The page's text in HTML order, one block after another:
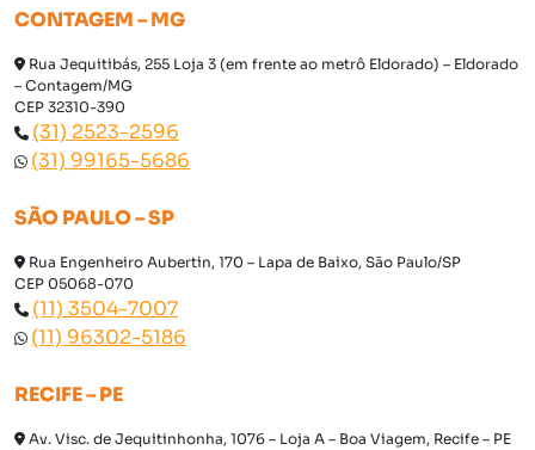
CONTAGEM – MG
Rua Jequitibás, 255 Loja 3 (em frente ao metrô Eldorado) – Eldorado
– Contagem/MG
CEP 32310-390
(31) 2523-2596
(31) 99165-5686
SÃO PAULO – SP
Rua Engenheiro Aubertin, 170 – Lapa de Baixo, São Paulo/SP
CEP 05068-070
(11) 3504-7007
(11) 96302-5186
RECIFE – PE
Av. Visc. de Jequitinhonha, 1076 – Loja A – Boa Viagem, Recife – PE